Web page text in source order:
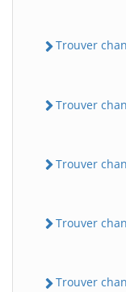
Trouver
Trouver
Trouver
Trouver
Trouver